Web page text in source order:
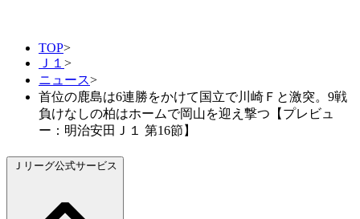
TOP>
Ｊ１ >
ニュース>
首位の鹿島は6連勝をかけて国立で川崎Ｆと激突。9戦
負けなしの柏はホームで岡山を迎え撃つ【プレビュ
ー：明治安田Ｊ１ 第16節】
Ｊリーグ公式サービス